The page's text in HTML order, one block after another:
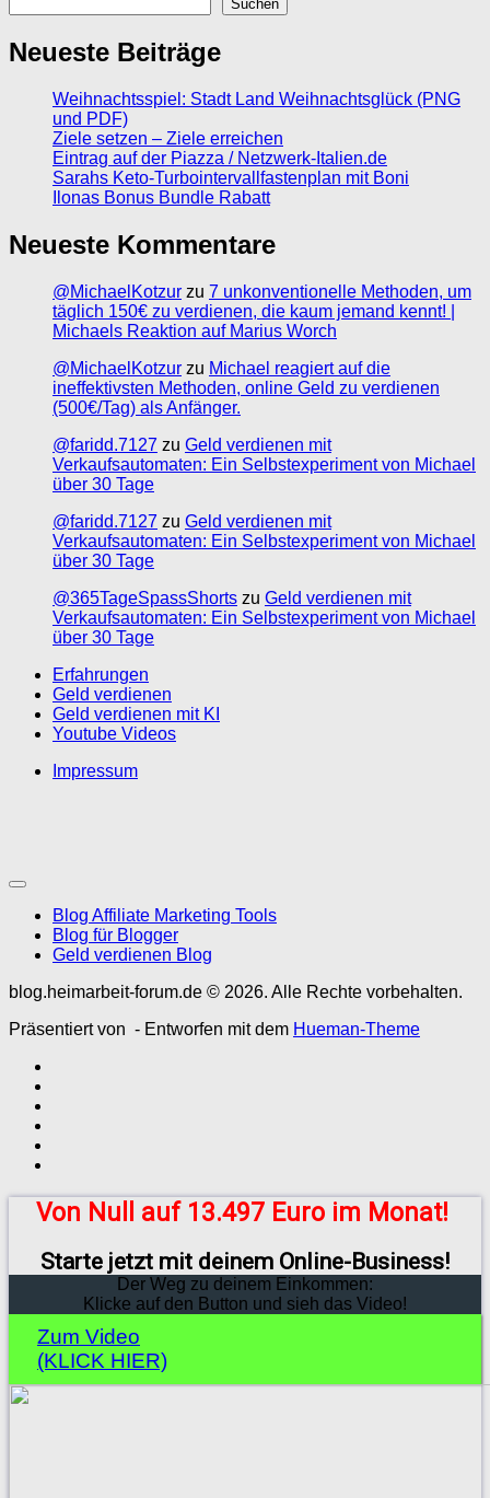
Suchen
Neueste Beiträge
Weihnachtsspiel: Stadt Land Weihnachtsglück (PNG
und PDF)
Ziele setzen – Ziele erreichen
Eintrag auf der Piazza / Netzwerk-Italien.de
Sarahs Keto-Turbointervallfastenplan mit Boni
Ilonas Bonus Bundle Rabatt
Neueste Kommentare
@MichaelKotzur zu 7 unkonventionelle Methoden, um
täglich 150€ zu verdienen, die kaum jemand kennt! |
Michaels Reaktion auf Marius Worch
@MichaelKotzur zu Michael reagiert auf die
ineffektivsten Methoden, online Geld zu verdienen
(500€/Tag) als Anfänger.
@faridd.7127 zu Geld verdienen mit
Verkaufsautomaten: Ein Selbstexperiment von Michael
über 30 Tage
@faridd.7127 zu Geld verdienen mit
Verkaufsautomaten: Ein Selbstexperiment von Michael
über 30 Tage
@365TageSpassShorts zu Geld verdienen mit
Verkaufsautomaten: Ein Selbstexperiment von Michael
über 30 Tage
Erfahrungen
Geld verdienen
Geld verdienen mit KI
Youtube Videos
Impressum
Blog Affiliate Marketing Tools
Blog für Blogger
Geld verdienen Blog
blog.heimarbeit-forum.de © 2026. Alle Rechte vorbehalten.
Präsentiert von - Entworfen mit dem Hueman-Theme
Von Null auf 13.497 Euro im Monat!
Starte jetzt mit deinem Online-Business!
Der Weg zu deinem Einkommen:
Klicke auf den Button und sieh das Video!
Zum Video
(KLICK HIER)